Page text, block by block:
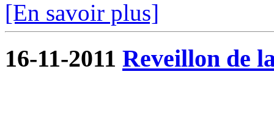
[En savoir plus]
16-11-2011 Reveillon de